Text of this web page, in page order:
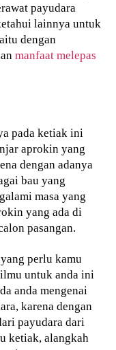
payudara
lainnya untuk
dengan
manfaat melepas
pada ketiak ini
aprokin yang
dengan adanya
bau yang
masa yang
yang ada di
pasangan.
perlu kamu
untuk anda ini
anda mengenai
karena dengan
payudara dari
ketiak, alangkah